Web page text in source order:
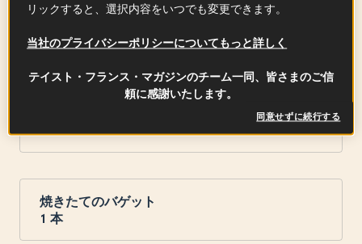
マッシュルーム
x2
焼きたてのバゲット
1 本
リックすると、選択内容をいつでも変更できます。
当社のプライバシーポリシーについてもっと詳しく
テイスト・フランス・マガジンのチーム一同、皆さまのご信
頼に感謝いたします。
同意せずに続行する